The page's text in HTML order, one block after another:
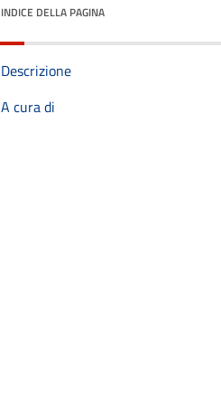
INDICE DELLA PAGINA
Descrizione
A cura di